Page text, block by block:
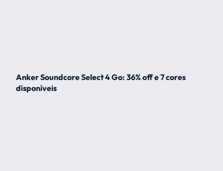
Anker Soundcore Select 4 Go: 36% off e 7 cores
disponíveis